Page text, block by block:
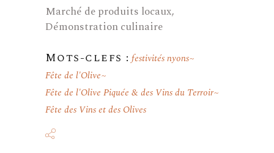
Marché de produits locaux,
Démonstration culinaire
Mots-clefs : festivités nyons
Fête de l'Olive
Fête de l'Olive Piquée & des Vins du Terroir
Fête des Vins et des Olives